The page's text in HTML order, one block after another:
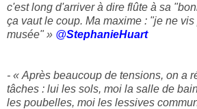
c'est long d'arriver à dire flûte à sa
ça vaut le coup. Ma maxime : "je ne
musée" » @StephanieHuart
- « Après beaucoup de tensions, on a
tâches : lui les sols, moi la salle de
les poubelles, moi les lessives